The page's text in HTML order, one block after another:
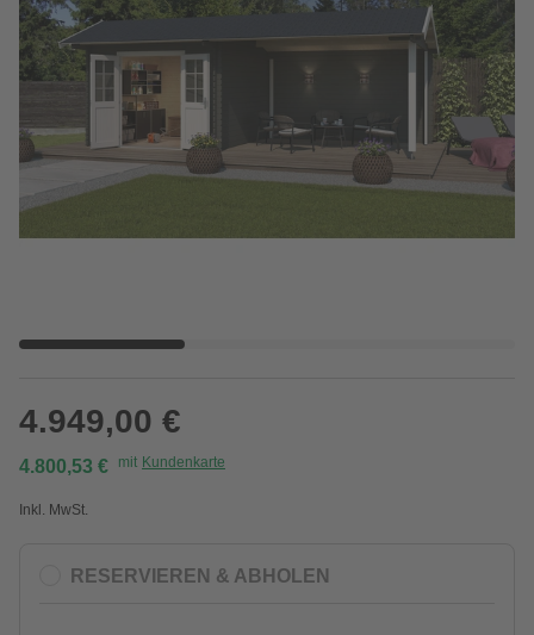
4.949,00 €
4.800,53 € mit Kundenkarte
Inkl. MwSt.
RESERVIEREN & ABHOLEN